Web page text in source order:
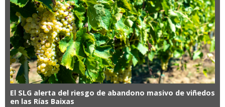
El SLG alerta del riesgo de abandono masivo de viñedos
en las Rías Baixas